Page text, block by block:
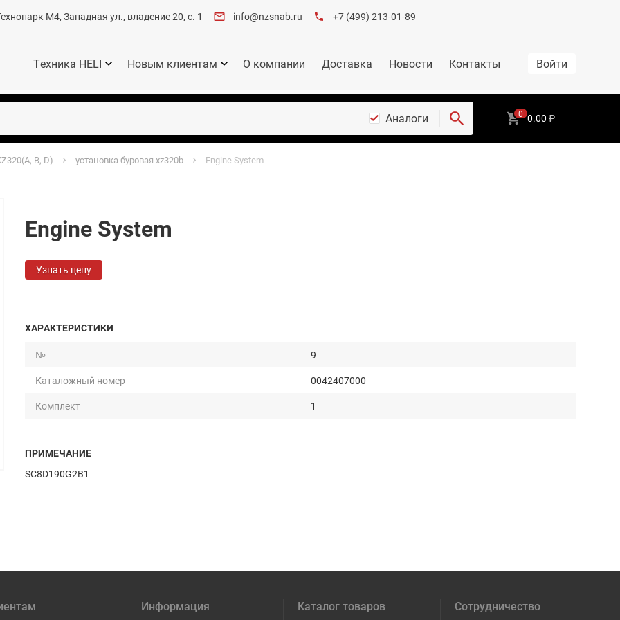
М4, Западная ул., владение 20, с. 1 info@nzsnab.ru +7 (499) 213-01-89
Техника HELI Новым клиентам О компании Доставка Новости Контакты Войти
Аналоги 0 0.00 ₽
B, D) установка буровая xz320b Engine System
Engine System
Узнать цену
ХАРАКТЕРИСТИКИ
№
9
Каталожный номер
0042407000
Комплект
1
ПРИМЕЧАНИЕ
SC8D190G2B1
Информация Каталог товаров Сотрудничество